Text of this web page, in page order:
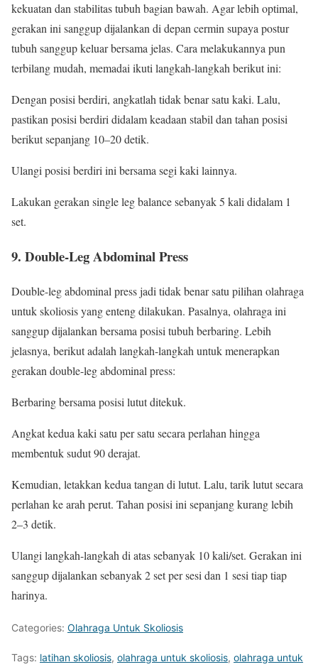
kekuatan dan stabilitas tubuh bagian bawah. Agar lebih optimal,
gerakan ini sanggup dijalankan di depan cermin supaya postur
tubuh sanggup keluar bersama jelas. Cara melakukannya pun
terbilang mudah, memadai ikuti langkah-langkah berikut ini:
Dengan posisi berdiri, angkatlah tidak benar satu kaki. Lalu,
pastikan posisi berdiri didalam keadaan stabil dan tahan posisi
berikut sepanjang 10–20 detik.
Ulangi posisi berdiri ini bersama segi kaki lainnya.
Lakukan gerakan single leg balance sebanyak 5 kali didalam 1
set.
9. Double-Leg Abdominal Press
Double-leg abdominal press jadi tidak benar satu pilihan olahraga
untuk skoliosis yang enteng dilakukan. Pasalnya, olahraga ini
sanggup dijalankan bersama posisi tubuh berbaring. Lebih
jelasnya, berikut adalah langkah-langkah untuk menerapkan
gerakan double-leg abdominal press:
Berbaring bersama posisi lutut ditekuk.
Angkat kedua kaki satu per satu secara perlahan hingga
membentuk sudut 90 derajat.
Kemudian, letakkan kedua tangan di lutut. Lalu, tarik lutut secara
perlahan ke arah perut. Tahan posisi ini sepanjang kurang lebih
2–3 detik.
Ulangi langkah-langkah di atas sebanyak 10 kali/set. Gerakan ini
sanggup dijalankan sebanyak 2 set per sesi dan 1 sesi tiap tiap
harinya.
Categories: Olahraga Untuk Skoliosis
Tags: latihan skoliosis, olahraga untuk skoliosis, olahraga untuk